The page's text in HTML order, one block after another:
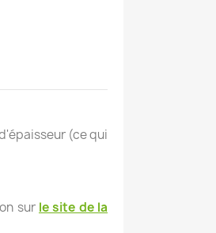
(ce qui
sur le site de la